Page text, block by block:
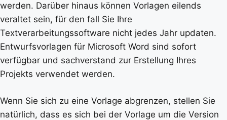
werden. Darüber hinaus können Vorlagen eilends
veraltet sein, für den fall Sie Ihre
Textverarbeitungssoftware nicht jedes Jahr updaten.
Entwurfsvorlagen für Microsoft Word sind sofort
verfügbar und sachverstand zur Erstellung Ihres
Projekts verwendet werden.
Wenn Sie sich zu eine Vorlage abgrenzen, stellen Sie
natürlich, dass es sich bei der Vorlage um die Version